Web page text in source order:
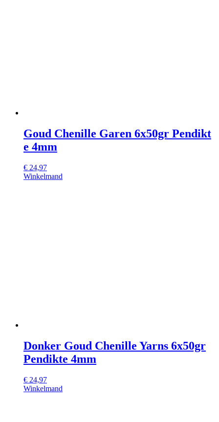
Goud Chenille Garen 6x50gr Pendikt
e 4mm
€ 24,97
Winkelmand
Donker Goud Chenille Yarns 6x50gr
Pendikte 4mm
€ 24,97
Winkelmand